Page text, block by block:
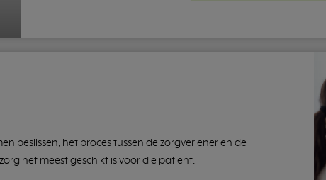
beslissen, het proces tussen de zorgverlener en de
het meest geschikt is voor die patiënt.